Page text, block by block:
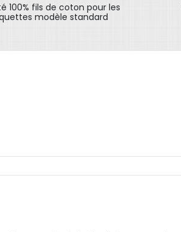
100% fils de coton pour les
modèle standard